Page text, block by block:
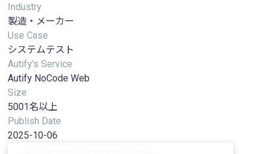
Industry
製造・メーカー
Use Case
システムテスト
Autify’s Service
Autify NoCode Web
Size
5001名以上
Publish Date
2025-10-06